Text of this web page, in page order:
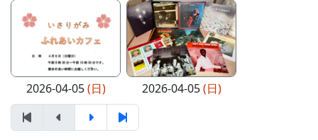
2026-04-05(日) 2026-04-05(日)